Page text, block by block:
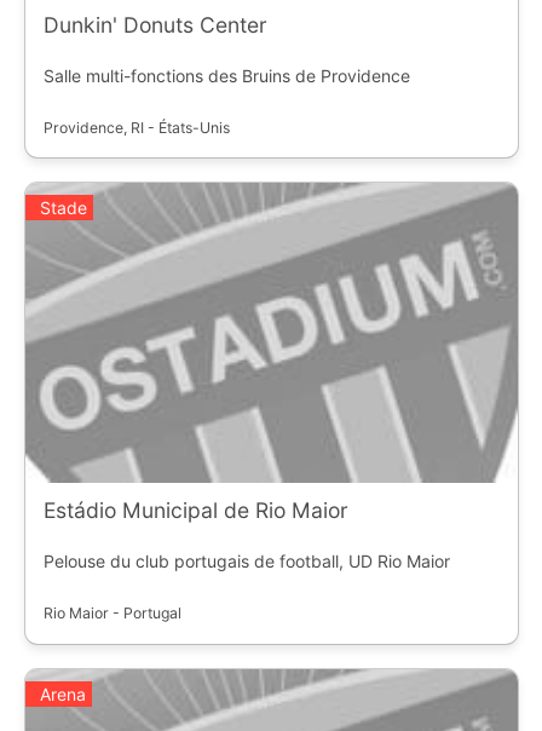
Dunkin' Donuts Center
Salle multi-fonctions des Bruins de Providence
Providence, RI - États-Unis
Stade
Estádio Municipal de Rio Maior
Pelouse du club portugais de football, UD Rio Maior
Rio Maior - Portugal
Arena